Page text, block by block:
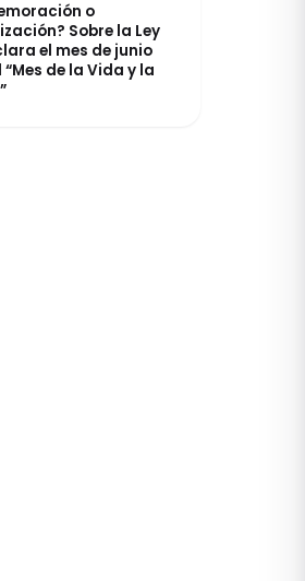
o
Sobre la Ley
el mes de junio
“Mes de la Vida y la